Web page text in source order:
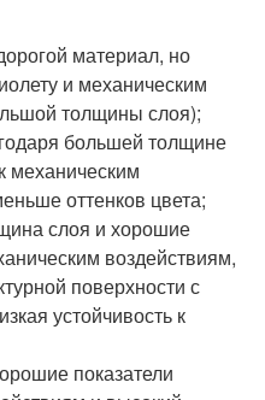
материал, но
и механическим
толщины слоя);
большей толщине
механическим
оттенков цвета;
слоя и хорошие
воздействиям,
поверхности с
устойчивость к
показатели